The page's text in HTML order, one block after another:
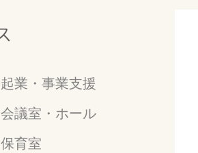
起業・事業支援
会議室・ホール
保育室